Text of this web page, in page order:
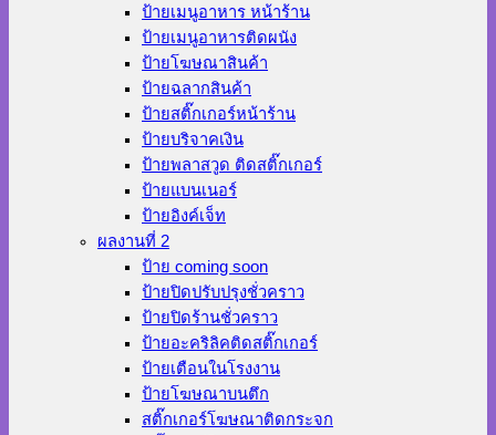
ป้ายเมนูอาหาร หน้าร้าน
ป้ายเมนูอาหารติดผนัง
ป้ายโฆษณาสินค้า
ป้ายฉลากสินค้า
ป้ายสติ๊กเกอร์หน้าร้าน
ป้ายบริจาคเงิน
ป้ายพลาสวูด ติดสติ๊กเกอร์
ป้ายแบนเนอร์
ป้ายอิงค์เจ็ท
ผลงานที่ 2
ป้าย coming soon
ป้ายปิดปรับปรุงชั่วคราว
ป้ายปิดร้านชั่วคราว
ป้ายอะคริลิคติดสติ๊กเกอร์
ป้ายเตือนในโรงงาน
ป้ายโฆษณาบนตึก
สติ๊กเกอร์โฆษณาติดกระจก